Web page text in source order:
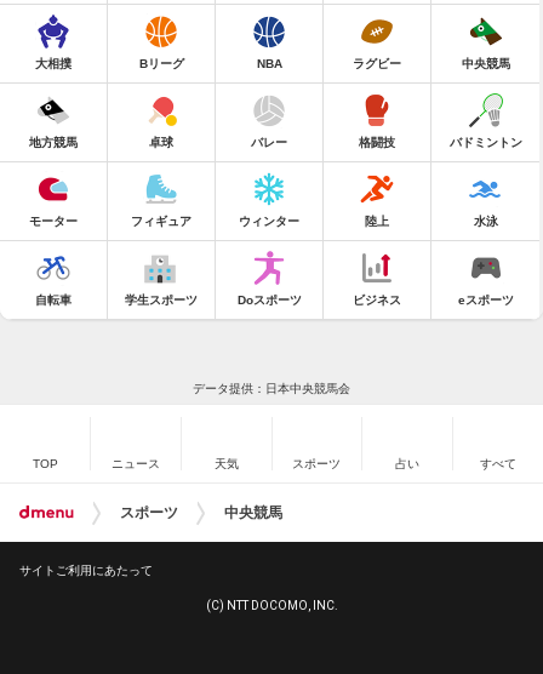
大相撲 Bリーグ NBA ラグビー 中央競馬
地方競馬 卓球 バレー 格闘技 バドミントン
モーター フィギュア ウィンター 陸上 水泳
自転車 学生スポーツ Doスポーツ ビジネス eスポーツ
データ提供：日本中央競馬会
TOP ニュース 天気 スポーツ 占い すべて
スポーツ 中央競馬
サイトご利用にあたって
(C) NTT DOCOMO, INC.